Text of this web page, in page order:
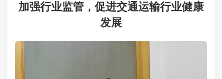
加强行业监管，促进交通运输行业健康
发展